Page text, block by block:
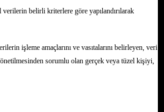
belirli kriterlere göre yapılandırılarak
işleme amaçlarını ve vasıtalarını belirleyen, veri
sorumlu olan gerçek veya tüzel kişiyi,